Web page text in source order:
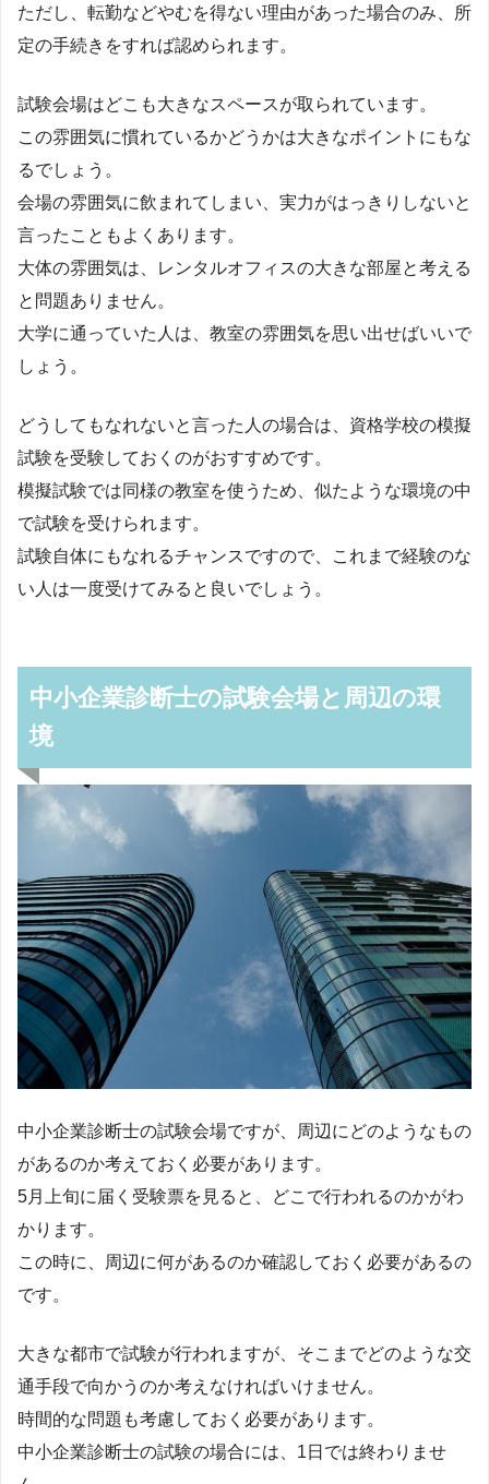
ただし、転勤などやむを得ない理由があった場合のみ、所
定の手続きをすれば認められます。
試験会場はどこも大きなスペースが取られています。
この雰囲気に慣れているかどうかは大きなポイントにもな
るでしょう。
会場の雰囲気に飲まれてしまい、実力がはっきりしないと
言ったこともよくあります。
大体の雰囲気は、レンタルオフィスの大きな部屋と考える
と問題ありません。
大学に通っていた人は、教室の雰囲気を思い出せばいいで
しょう。
どうしてもなれないと言った人の場合は、資格学校の模擬
試験を受験しておくのがおすすめです。
模擬試験では同様の教室を使うため、似たような環境の中
で試験を受けられます。
試験自体にもなれるチャンスですので、これまで経験のな
い人は一度受けてみると良いでしょう。
中小企業診断士の試験会場と周辺の環
境
中小企業診断士の試験会場ですが、周辺にどのようなもの
があるのか考えておく必要があります。
5月上旬に届く受験票を見ると、どこで行われるのかがわ
かります。
この時に、周辺に何があるのか確認しておく必要があるの
です。
大きな都市で試験が行われますが、そこまでどのような交
通手段で向かうのか考えなければいけません。
時間的な問題も考慮しておく必要があります。
中小企業診断士の試験の場合には、1日では終わりませ